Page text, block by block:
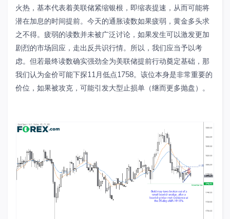
火热，基本代表着美联储紧缩银根，即缩表提速，从而可能将
潜在加息的时间提前。今天的通胀读数如果疲弱，黄金多头求
之不得。疲弱的读数并未被广泛讨论，如果发生可以激发更加
剧烈的市场回应，走出反共识行情。所以，我们应当予以考
虑。但若最终读数确实强劲全为美联储提前行动奠定基础，那
我们认为金价可能下探11月低点1758。该位本身是非常重要的
价位，如果被攻克，可能引发大型止损单（继而更多抛盘）。